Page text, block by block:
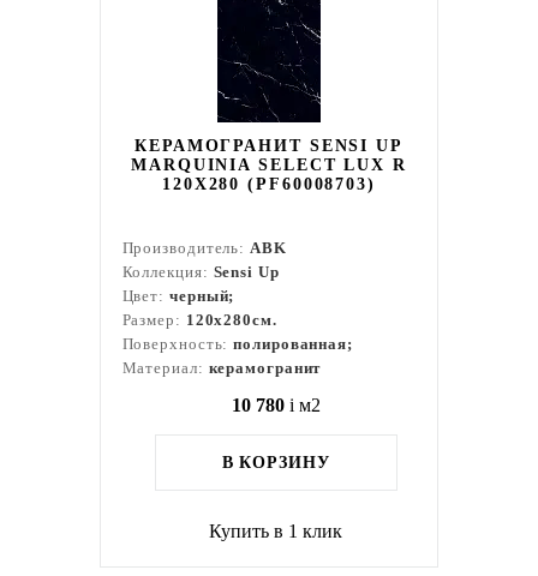
КЕРАМОГРАНИТ SENSI UP
MARQUINIA SELECT LUX R
120X280 (PF60008703)
Производитель:ABK
Коллекция: Sensi Up
Цвет: черный;
Размер: 120x280см.
Поверхность:полированная;
Материал: керамогранит
10 780 i м2
В КОРЗИНУ
Купить в 1 клик